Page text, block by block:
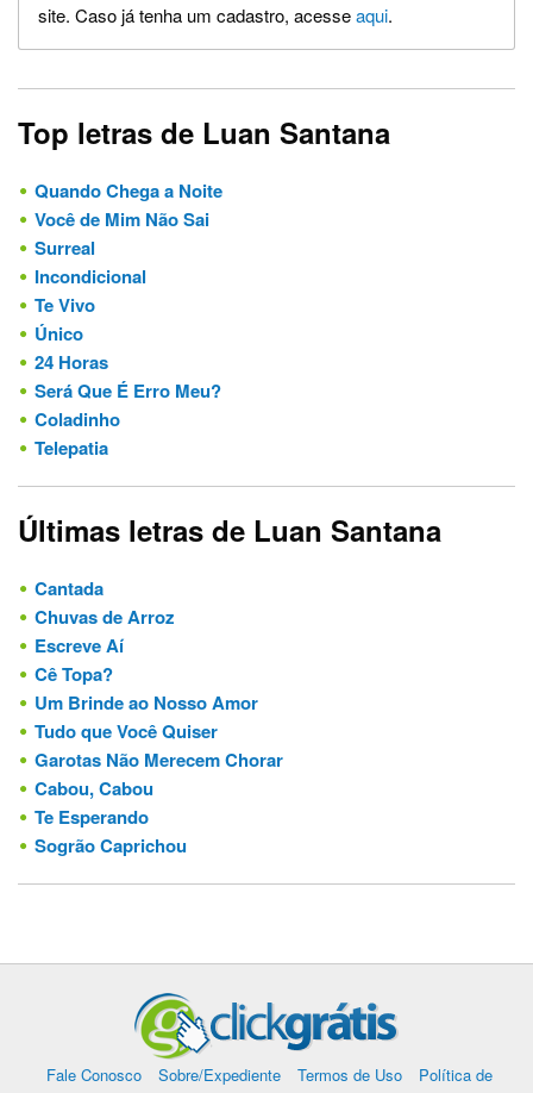
site. Caso já tenha um cadastro, acesseaqui.
Top letras de Luan Santana
Quando Chega a Noite
Você de Mim Não Sai
Surreal
Incondicional
Te Vivo
Único
24 Horas
Será Que É Erro Meu?
Coladinho
Telepatia
Últimas letras de Luan Santana
Cantada
Chuvas de Arroz
Escreve Aí
Cê Topa?
Um Brinde ao Nosso Amor
Tudo que Você Quiser
Garotas Não Merecem Chorar
Cabou, Cabou
Te Esperando
Sogrão Caprichou
Fale Conosco Sobre/Expediente Termos de Uso
Política de